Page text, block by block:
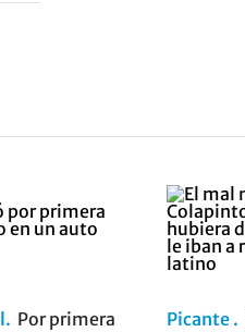
Por primera
Picante